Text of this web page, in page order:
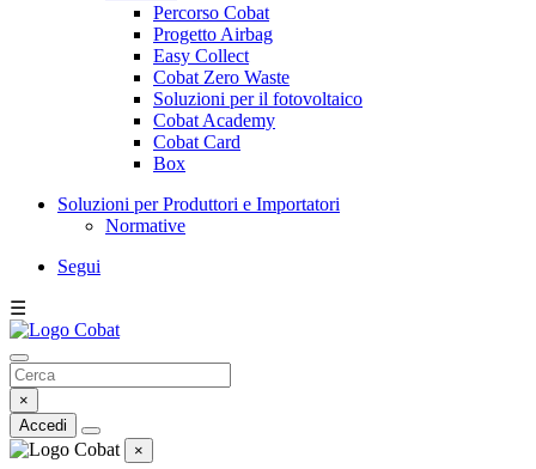
Percorso Cobat
Progetto Airbag
Easy Collect
Cobat Zero Waste
Soluzioni per il fotovoltaico
Cobat Academy
Cobat Card
Box
Soluzioni per Produttori e Importatori
Normative
Segui
☰
×
Accedi
×